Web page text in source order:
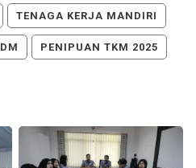
TENAGA KERJA MANDIRI
PENIPUAN TKM 2025